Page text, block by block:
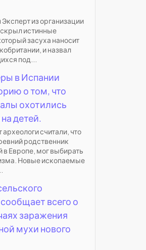
из организации
истинные
засуха наносит
и назвал
под...
в Испании
о том, что
охотились
детей.
археологи считали, что
родственник
в Европе, мог выбирать
Новые ископаемые
всего о
заражения
мухи нового